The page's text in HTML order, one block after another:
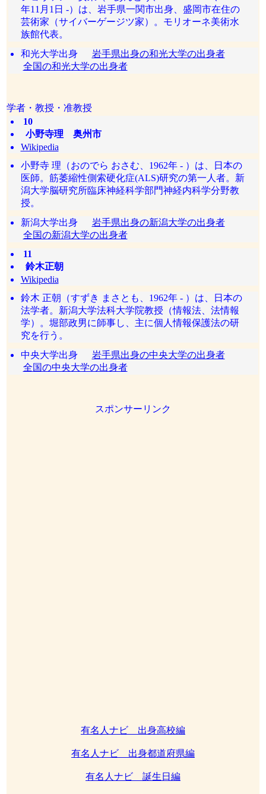
年11月1日 -）は、岩手県一関市出身、盛岡市在住の
芸術家（サイバーゲージツ家）。モリオーネ美術水
族館代表。
和光大学出身 岩手県出身の和光大学の出身者
全国の和光大学の出身者
学者・教授・准教授
10
小野寺理 奥州市
Wikipedia
小野寺 理（おのでら おさむ、1962年 - ）は、日本の
医師。筋萎縮性側索硬化症(ALS)研究の第一人者。新
潟大学脳研究所臨床神経科学部門神経内科学分野教
授。
新潟大学出身 岩手県出身の新潟大学の出身者
全国の新潟大学の出身者
11
鈴木正朝
Wikipedia
鈴木 正朝（すずき まさとも、1962年 - ）は、日本の
法学者。新潟大学法科大学院教授（情報法、法情報
学）。堀部政男に師事し、主に個人情報保護法の研
究を行う。
中央大学出身 岩手県出身の中央大学の出身者
全国の中央大学の出身者
スポンサーリンク
有名人ナビ 出身高校編
有名人ナビ 出身都道府県編
有名人ナビ 誕生日編